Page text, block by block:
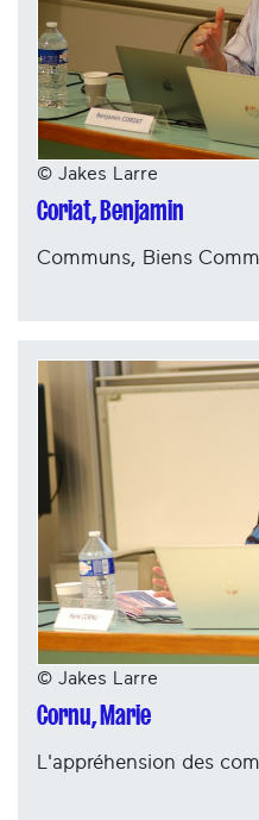
© Jakes Larre
Coriat, Benjamin
Communs, Biens
© Jakes Larre
Cornu, Marie
L'appréhension des